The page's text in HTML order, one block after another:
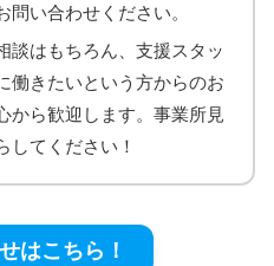
問い合わせください。
談はもちろん、支援スタッ
働きたいという方からのお
から歓迎します。事業所見
してください！
はこちら！